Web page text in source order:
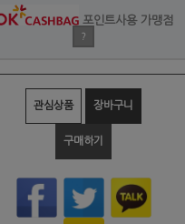
포인트사용 가맹점
?
관심상품 장바구니
구매하기